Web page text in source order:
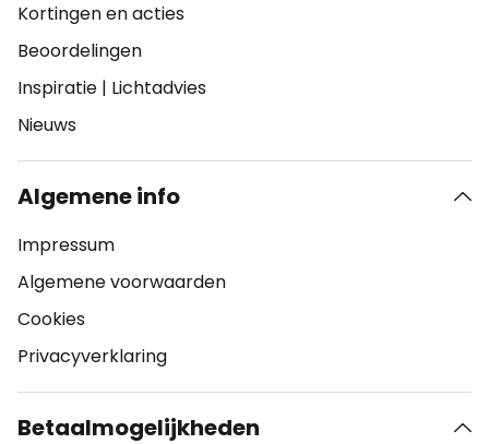
Kortingen en acties
Beoordelingen
Inspiratie | Lichtadvies
Nieuws
Algemene info
Impressum
Algemene voorwaarden
Cookies
Privacyverklaring
Betaalmogelijkheden